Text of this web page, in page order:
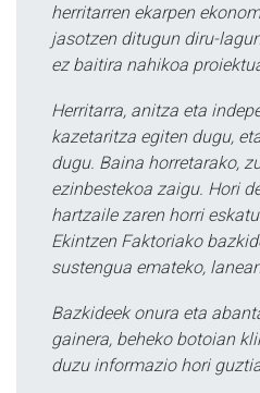
herritarren ekarpen
jasotzen ditugun diru-
ez baitira nahikoa
Herritarra, anitza eta
kazetaritza egiten dugu,
dugu. Baina horretarako,
ezinbestekoa zaigu. Hori
hartzaile zaren horri
Ekintzen Faktoriako
sustengua emateko,
Bazkideek onura eta
gainera, beheko botoian
duzu informazio hori